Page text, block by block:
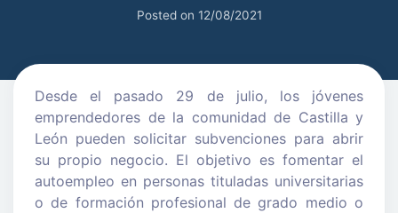
Posted on 12/08/2021
Desde el pasado 29 de julio, los jóvenes
emprendedores de la comunidad de Castilla y
León pueden solicitar subvenciones para abrir
su propio negocio. El objetivo es fomentar el
autoempleo en personas tituladas universitarias
o de formación profesional de grado medio o